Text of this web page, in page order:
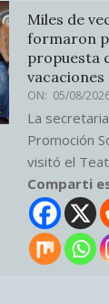
Miles de
formaron
propuesta
ON: 05/08/
La
Promoción
visitó el
Comparti